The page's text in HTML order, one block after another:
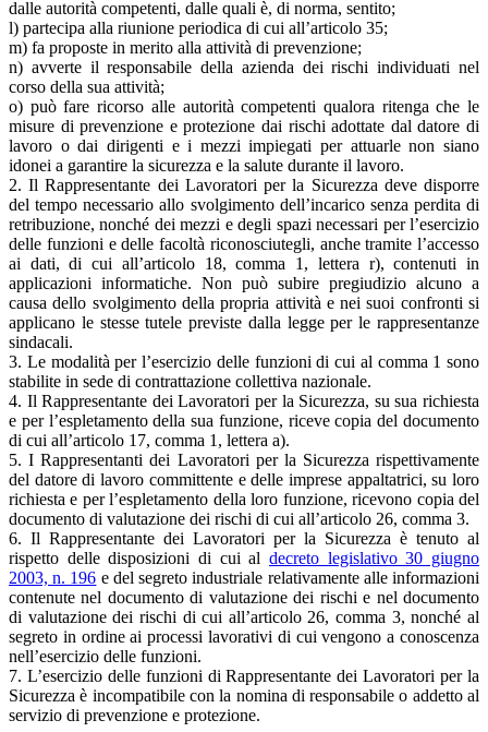
dalle autorità competenti, dalle quali è, di norma, sentito;
l) partecipa alla riunione periodica di cui all’articolo 35;
m) fa proposte in merito alla attività di prevenzione;
n) avverte il responsabile della azienda dei rischi individuati nel
corso della sua attività;
o) può fare ricorso alle autorità competenti qualora ritenga che le
misure di prevenzione e protezione dai rischi adottate dal datore di
lavoro o dai dirigenti e i mezzi impiegati per attuarle non siano
idonei a garantire la sicurezza e la salute durante il lavoro.
2. Il Rappresentante dei Lavoratori per la Sicurezza deve disporre
del tempo necessario allo svolgimento dell’incarico senza perdita di
retribuzione, nonché dei mezzi e degli spazi necessari per l’esercizio
delle funzioni e delle facoltà riconosciutegli, anche tramite l’accesso
ai dati, di cui all’articolo 18, comma 1, lettera r), contenuti in
applicazioni informatiche. Non può subire pregiudizio alcuno a
causa dello svolgimento della propria attività e nei suoi confronti si
applicano le stesse tutele previste dalla legge per le rappresentanze
sindacali.
3. Le modalità per l’esercizio delle funzioni di cui al comma 1 sono
stabilite in sede di contrattazione collettiva nazionale.
4. Il Rappresentante dei Lavoratori per la Sicurezza, su sua richiesta
e per l’espletamento della sua funzione, riceve copia del documento
di cui all’articolo 17, comma 1, lettera a).
5. I Rappresentanti dei Lavoratori per la Sicurezza rispettivamente
del datore di lavoro committente e delle imprese appaltatrici, su loro
richiesta e per l’espletamento della loro funzione, ricevono copia del
documento di valutazione dei rischi di cui all’articolo 26, comma 3.
6. Il Rappresentante dei Lavoratori per la Sicurezza è tenuto al
rispetto delle disposizioni di cui al decreto legislativo 30 giugno
2003, n. 196 e del segreto industriale relativamente alle informazioni
contenute nel documento di valutazione dei rischi e nel documento
di valutazione dei rischi di cui all’articolo 26, comma 3, nonché al
segreto in ordine ai processi lavorativi di cui vengono a conoscenza
nell’esercizio delle funzioni.
7. L’esercizio delle funzioni di Rappresentante dei Lavoratori per la
Sicurezza è incompatibile con la nomina di responsabile o addetto al
servizio di prevenzione e protezione.